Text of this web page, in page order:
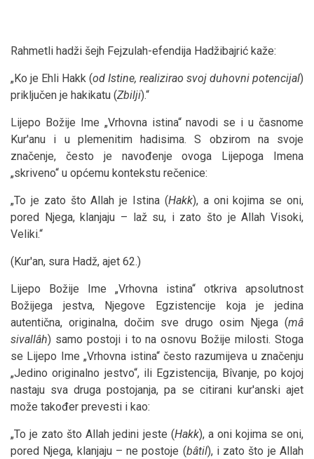
Rahmetli hadži šejh Fejzulah-efendija Hadžibajrić kaže:
„Ko je Ehli Hakk (od Istine, realizirao svoj duhovni potencijal)
priključen je hakikatu (Zbilji).“
Lijepo Božije Ime „Vrhovna istina“ navodi se i u časnome
Kur'anu i u plemenitim hadisima. S obzirom na svoje
značenje, često je navođenje ovoga Lijepoga Imena
„skriveno“ u općemu kontekstu rečenice:
„To je zato što Allah je Istina (Hakk), a oni kojima se oni,
pored Njega, klanjaju – laž su, i zato što je Allah Visoki,
Veliki.“
(Kur'an, sura Hadž, ajet 62.)
Lijepo Božije Ime „Vrhovna istina“ otkriva apsolutnost
Božijega jestva, Njegove Egzistencije koja je jedina
autentična, originalna, dočim sve drugo osim Njega (mâ
sivallâh) samo postoji i to na osnovu Božije milosti. Stoga
se Lijepo Ime „Vrhovna istina“ često razumijeva u značenju
„Jedino originalno jestvo“, ili Egzistencija, Bîvanje, po kojoj
nastaju sva druga postojanja, pa se citirani kur'anski ajet
može također prevesti i kao:
„To je zato što Allah jedini jeste (Hakk), a oni kojima se oni,
pored Njega, klanjaju – ne postoje (bâtil), i zato što je Allah